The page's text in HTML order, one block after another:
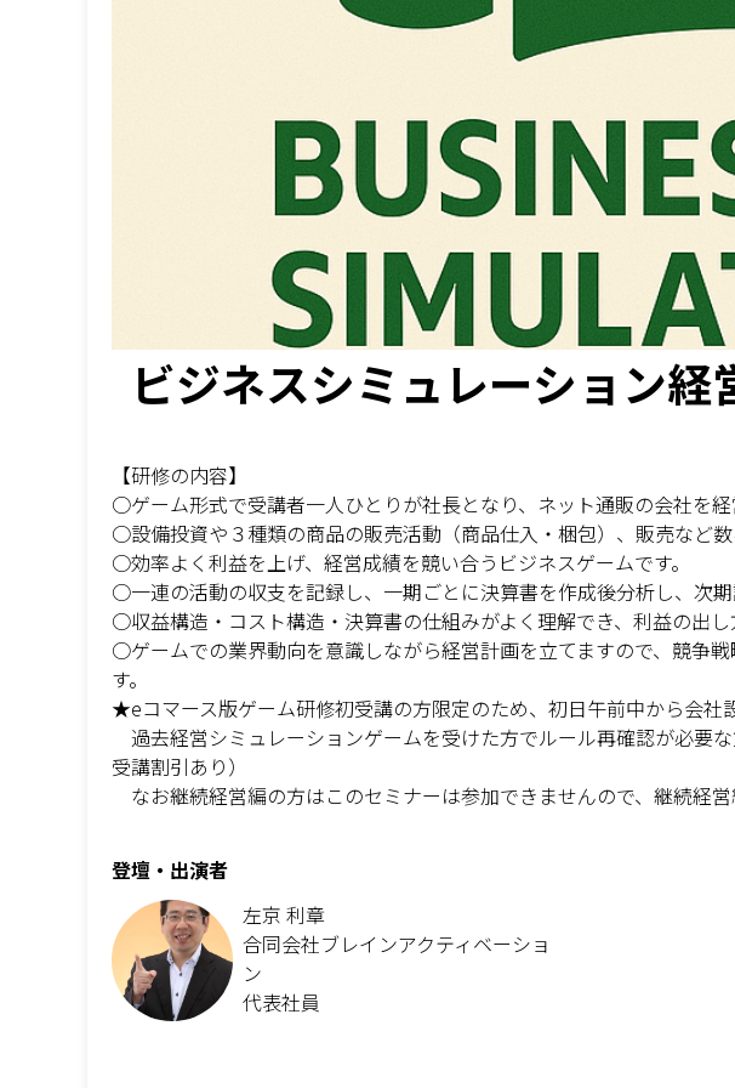
ビジネスシミュレーション経
【研修の内容】
○ゲーム形式で受講者一人ひとりが社長となり、ネット通販の会社を経
○設備投資や３種類の商品の販売活動（商品仕入・梱包）、販売など数
○効率よく利益を上げ、経営成績を競い合うビジネスゲームです。
○一連の活動の収支を記録し、一期ごとに決算書を作成後分析し、次期
○収益構造・コスト構造・決算書の仕組みがよく理解でき、利益の出し
○ゲームでの業界動向を意識しながら経営計画を立てますので、競争
す。
★eコマース版ゲーム研修初受講の方限定のため、初日午前中から会社
過去経営シミュレーションゲームを受けた方でルール再確認が必要
受講割引あり）
なお継続経営編の方はこのセミナーは参加できませんので、継続経営
登壇・出演者
左京 利章
合同会社ブレインアクティベーショ
ン
代表社員